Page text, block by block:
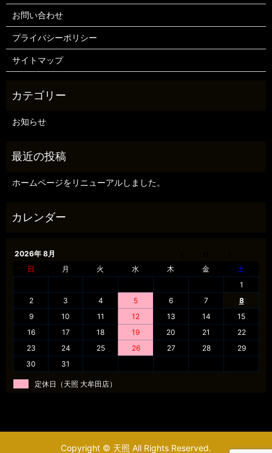
お問い合わせ
プライバシーポリシー
サイトマップ
お知らせ
ホームページをリニューアルしました。
2026年 8月
日
月 火 水 木 金
土
1
2
3 4 5 6 7
8
9
10 11 12 13 14
15
16
17 18 19 20 21
22
23
24 25 26 27 28
29
30
31
定休日（天照 大牟田店）
Copyright © 天照 All Rights Reserved.